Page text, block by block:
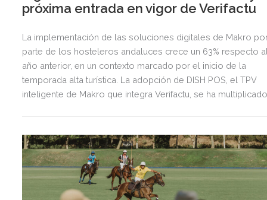
próxima entrada en vigor de Verifactu
La implementación de las soluciones digitales de Makro
parte de los hosteleros andaluces crece un 63% respecto
año anterior, en un contexto marcado por el inicio de la
temporada alta turística. La adopción de DISH POS, el TPV
inteligente de Makro que integra Verifactu, se ha